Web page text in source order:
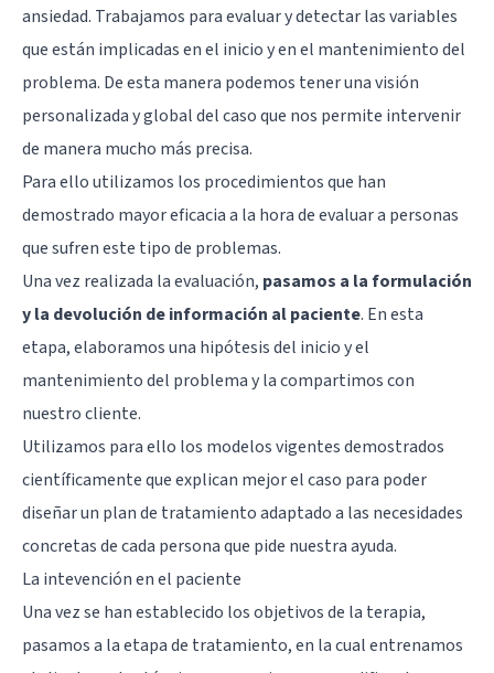
ansiedad. Trabajamos para evaluar y detectar las variables
que están implicadas en el inicio y en el mantenimiento del
problema. De esta manera podemos tener una visión
personalizada y global del caso que nos permite intervenir
de manera mucho más precisa.
Para ello utilizamos los procedimientos que han
demostrado mayor eficacia a la hora de evaluar a personas
que sufren este tipo de problemas.
Una vez realizada la evaluación, pasamos a la formulación
y la devolución de información al paciente. En esta
etapa, elaboramos una hipótesis del inicio y el
mantenimiento del problema y la compartimos con
nuestro cliente.
Utilizamos para ello los modelos vigentes demostrados
científicamente que explican mejor el caso para poder
diseñar un plan de tratamiento adaptado a las necesidades
concretas de cada persona que pide nuestra ayuda.
La intevención en el paciente
Una vez se han establecido los objetivos de la terapia,
pasamos a la etapa de tratamiento, en la cual entrenamos